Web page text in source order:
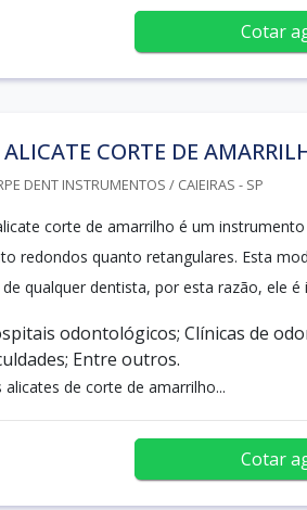
Cotar
ALICATE CORTE DE
DENT INSTRUMENTOS / CAIEIRAS - SP
corte de amarrilho é um
redondos quanto retangulares. Esta
de qualquer dentista, por esta razão, ele
odontológicos; Clínicas de
Entre outros.
alicates de corte de amarrilho...
Cotar